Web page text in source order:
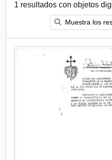
1 resultados con objetos
Muestra los